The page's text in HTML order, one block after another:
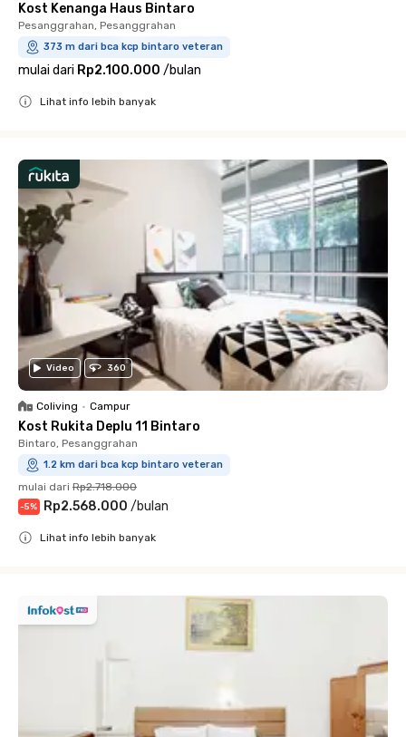
Kost Kenanga Haus Bintaro
Pesanggrahan, Pesanggrahan
373 m dari bca kcp bintaro veteran
mulai dari Rp2.100.000 /bulan
Lihat info lebih banyak
Video 360
Coliving • Campur
Kost Rukita Deplu 11 Bintaro
Bintaro, Pesanggrahan
1.2 km dari bca kcp bintaro veteran
mulai dari Rp2.718.000
-5% Rp2.568.000 /bulan
Lihat info lebih banyak